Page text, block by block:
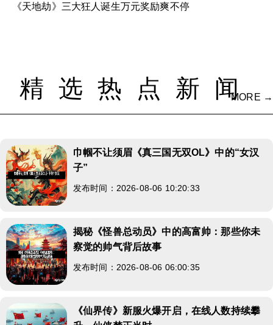
《天地劫》三大狂人诞生万元奖励爽不停
精选热点新闻
MORE →
巾帼不让须眉《真三国无双OL》中的“女汉
子”
发布时间：2026-08-06 10:20:33
揭秘《怪兽总动员》中的高富帅：那些你未
察觉的帅气背后故事
发布时间：2026-08-06 06:00:35
《仙界传》新服火爆开启，在线人数持续攀